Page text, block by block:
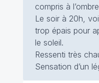
compris à
Le soir à 20h,
trop épais pour
le soleil.
Ressenti très
Sensation d’un